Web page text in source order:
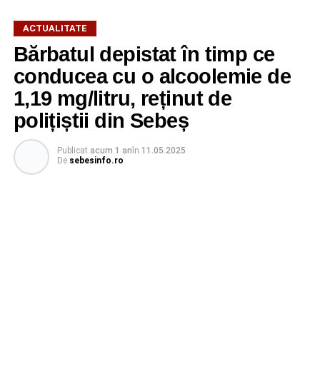
ACTUALITATE
Bărbatul depistat în timp ce
conducea cu o alcoolemie de
1,19 mg/litru, reținut de
polițiștii din Sebeș
Publicat acum 1 anîn 11.05.2025
De sebesinfo.ro